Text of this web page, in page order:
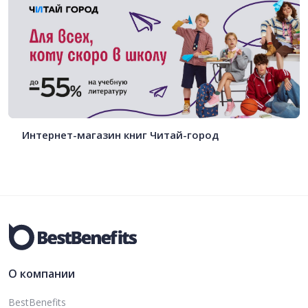
Интернет-магазин книг Читай-город
О компании
BestBenefits